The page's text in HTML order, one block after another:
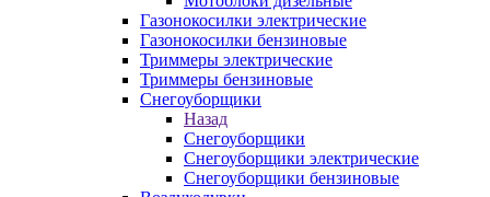
Газонокосилки электрические
Газонокосилки бензиновые
Триммеры электрические
Триммеры бензиновые
Снегоуборщики
Назад
Снегоуборщики
Снегоуборщики электрические
Снегоуборщики бензиновые